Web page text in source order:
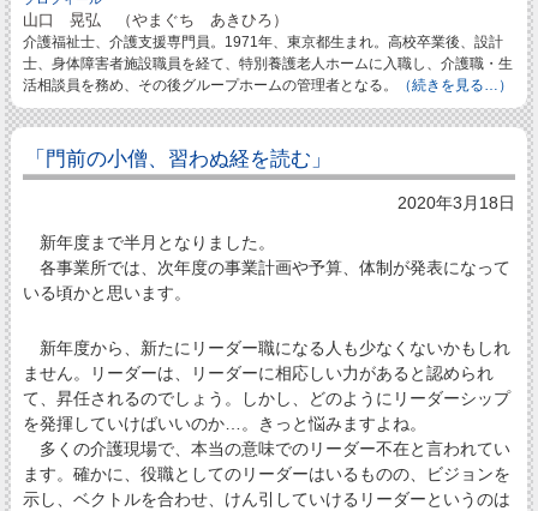
山口 晃弘 （やまぐち あきひろ）
介護福祉士、介護支援専門員。1971年、東京都生まれ。高校卒業後、設計
士、身体障害者施設職員を経て、特別養護老人ホームに入職し、介護職・生
活相談員を務め、その後グループホームの管理者となる。
（続きを見る…）
「門前の小僧、習わぬ経を読む」
2020年3月18日
新年度まで半月となりました。
各事業所では、次年度の事業計画や予算、体制が発表になって
いる頃かと思います。
新年度から、新たにリーダー職になる人も少なくないかもしれ
ません。リーダーは、リーダーに相応しい力があると認められ
て、昇任されるのでしょう。しかし、どのようにリーダーシップ
を発揮していけばいいのか…。きっと悩みますよね。
多くの介護現場で、本当の意味でのリーダー不在と言われてい
ます。確かに、役職としてのリーダーはいるものの、ビジョンを
示し、ベクトルを合わせ、けん引していけるリーダーというのは